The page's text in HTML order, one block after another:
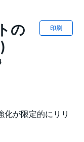
印刷
の
化が限定的にリリ